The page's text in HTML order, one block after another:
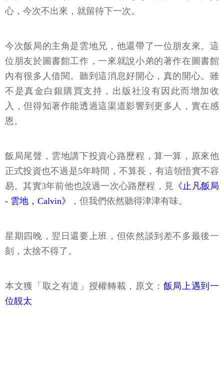
心，今次不出來，就留待下一次。
今次飯局的主角是雲地兄，他還帶了一位朋友來。這
位朋友於圖書館工作，一來就說小弟的著作在圖書館
內有很多人借閱。聽到這消息好開心，真的開心。雖
不是真金白銀購買支持，出版社沒有因此而增加收
入，但得知著作能透過這渠道影響到更多人，實在感
恩。
飯局尾聲，雲地講下投資心路歷程，算一算，原來他
正式投資也不過是5年時間，不算長，有這領悟實不容
易。其實3年前他也說過一次心路歷程，見 《止凡飯局
- 雲地，Calvin》
，但我們依然聽得津津有味。
星期四晚，翌日還要上班，但依然談到差不多最後一
刻，太捨不得了。
本文獲「取之有道」授權轉載，原文： 飯局上遇到一
位靚太